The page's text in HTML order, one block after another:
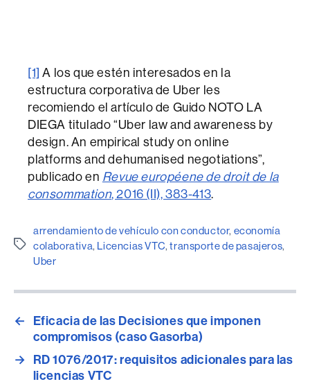
[1] A los que estén interesados en la
estructura corporativa de Uber les
recomiendo el artículo de Guido NOTO LA
DIEGA titulado “Uber law and awareness by
design. An empirical study on online
platforms and dehumanised negotiations”,
publicado en Revue européene de droit de la
consommation, 2016 (II), 383-413.
Etiquetes
arrendamiento de vehículo con conductor, economía
colaborativa, Licencias VTC,transporte de pasajeros,
Uber
←
Eficacia de las Decisiones que imponen
compromisos (caso Gasorba)
→ RD 1076/2017: requisitos adicionales para las
licencias VTC